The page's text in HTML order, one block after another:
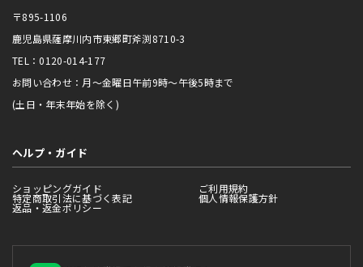
〒895-1106
鹿児島県薩摩川内市東郷町斧渕8710-3
TEL：0120-014-177
お問い合わせ：月～金曜日午前9時～午後5時まで
(土日・年末年始を除く)
ヘルプ・ガイド
ショッピングガイド ご利用規約
特定商取引法に基づく表記 個人情報保護方針
返品・返金ポリシー